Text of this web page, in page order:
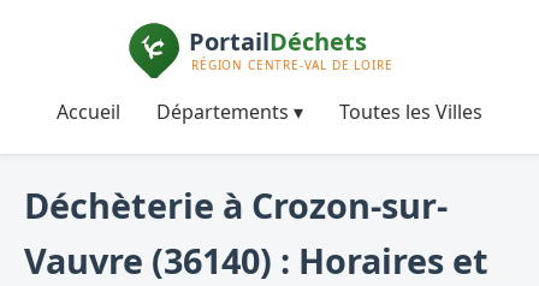
Accueil Départements ▾ Toutes les Villes
Déchèterie à Crozon-sur-
Vauvre (36140) : Horaires et